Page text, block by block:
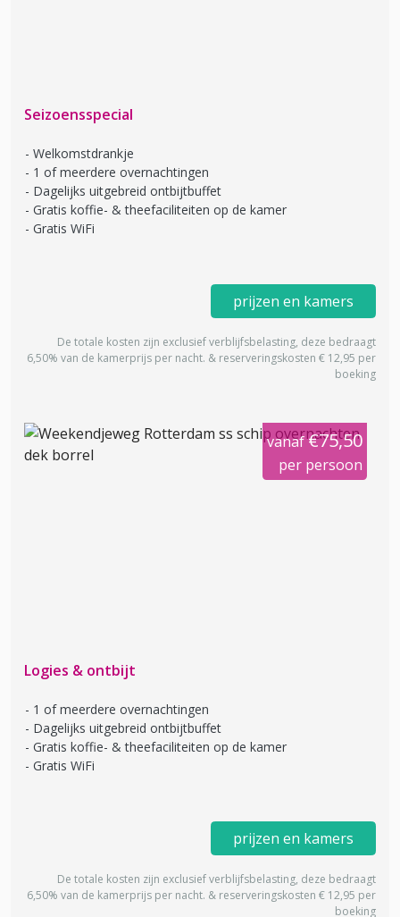
Seizoensspecial
Welkomstdrankje
1 of meerdere overnachtingen
Dagelijks uitgebreid ontbijtbuffet
Gratis koffie- & theefaciliteiten op de kamer
Gratis WiFi
prijzen en kamers
De totale kosten zijn exclusief verblijfsbelasting, deze bedraagt
6,50% van de kamerprijs per nacht. & reserveringskosten € 12,95 per
boeking
vanaf€75,50
per persoon
Logies & ontbijt
1 of meerdere overnachtingen
Dagelijks uitgebreid ontbijtbuffet
Gratis koffie- & theefaciliteiten op de kamer
Gratis WiFi
prijzen en kamers
De totale kosten zijn exclusief verblijfsbelasting, deze bedraagt
6,50% van de kamerprijs per nacht. & reserveringskosten € 12,95 per
boeking